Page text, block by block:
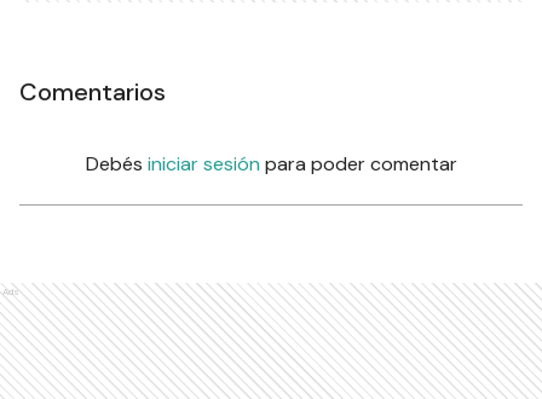
Comentarios
Debés iniciar sesión para poder comentar
Ads